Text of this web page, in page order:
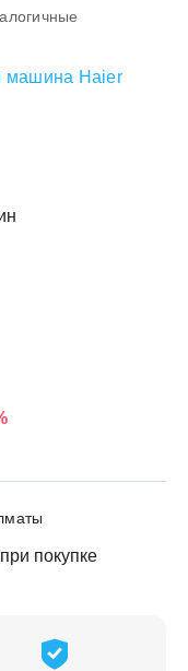
к выбору
машина Haier
покупке